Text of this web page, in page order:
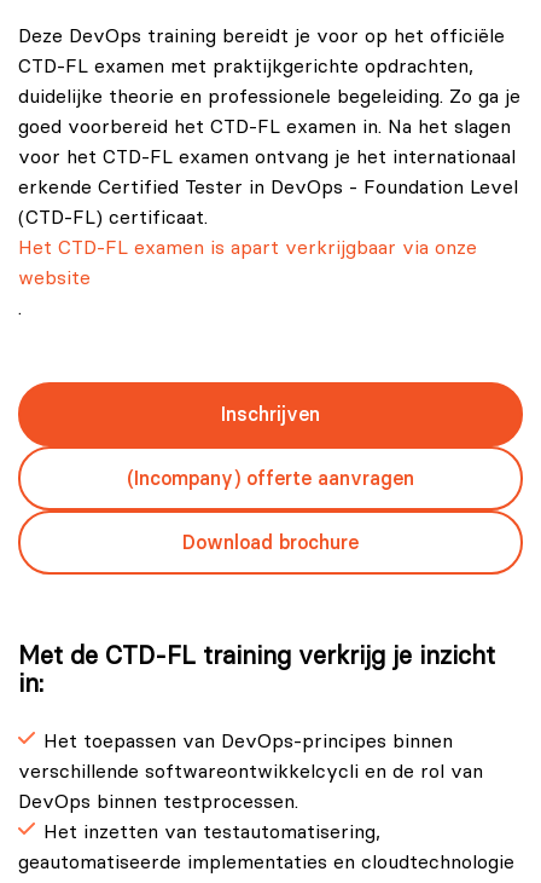
Deze DevOps training bereidt je voor op het officiële
CTD-FL examen met praktijkgerichte opdrachten,
duidelijke theorie en professionele begeleiding. Zo ga je
goed voorbereid het CTD-FL examen in. Na het slagen
voor het CTD-FL examen ontvang je het internationaal
erkende Certified Tester in DevOps - Foundation Level
(CTD-FL) certificaat.
Het CTD-FL examen is apart verkrijgbaar via onze
website
.
Inschrijven
(Incompany) offerte aanvragen
Download brochure
Met de CTD-FL training verkrijg je inzicht
in:
Het toepassen van DevOps-principes binnen
verschillende softwareontwikkelcycli en de rol van
DevOps binnen testprocessen.
Het inzetten van testautomatisering,
geautomatiseerde implementaties en cloudtechnologie